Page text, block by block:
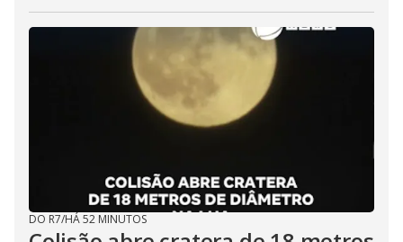
DO R7/HÁ 52 MINUTOS